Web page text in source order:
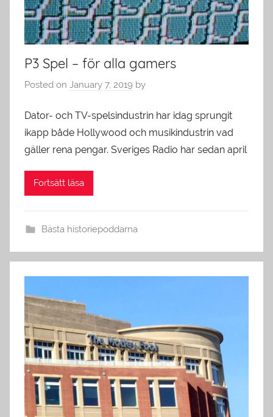
P3 Spel – för alla gamers
Posted on January 7, 2019 by
Dator- och TV-spelsindustrin har idag sprungit
ikapp både Hollywood och musikindustrin vad
gäller rena pengar. Sveriges Radio har sedan april
Fortsätt läsa
Bästa historiepoddarna